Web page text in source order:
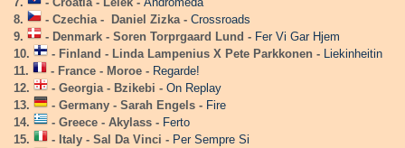
8.
- Czechia - Daniel Zizka - Crossroads
9.
- Denmark - Soren Torprgaard Lund - Fer Vi Gar Hjem
10.
- Finland - Linda Lampenius X Pete Parkkonen - Liekinheitin
11.
- France - Moroe - Regarde!
12.
- Georgia - Bzikebi - On Replay
13.
- Germany - Sarah Engels - Fire
14.
- Greece - Akylass - Ferto
15.
- Italy - Sal Da Vinci - Per Sempre Si